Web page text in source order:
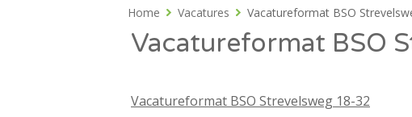
Home Vacatures Vacatureformat BSO
Vacatureformat BSO
Vacatureformat BSO Strevelsweg 18-32